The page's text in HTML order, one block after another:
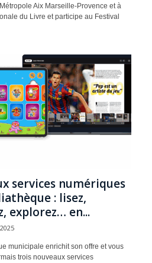
Aix Marseille-Provence et à
du Livre et participe au Festival
services numériques
: lisez,
explorez… en...
municipale enrichit son offre et vous
trois nouveaux services